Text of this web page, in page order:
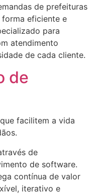
de prefeituras
eficiente e
para
atendimento
de cada cliente.
de
facilitem a vida
de
de software.
contínua de valor
iterativo e